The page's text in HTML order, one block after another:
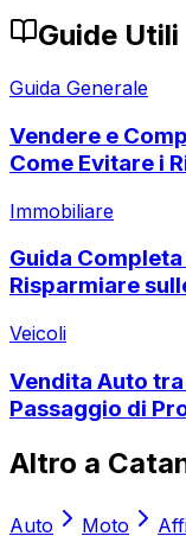
Guide Utili
Guida Generale
Vendere e
Come Evitare i
Immobiliare
Guida
Risparmiare
Veicoli
Vendita Auto
Passaggio di
Altro a
Auto Moto